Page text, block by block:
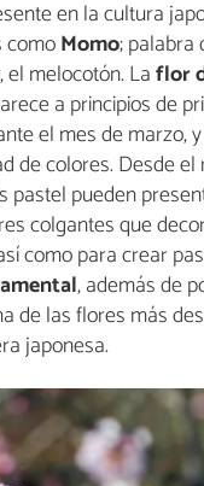
en la cultura
comoMomo; palabra
melocotón. Laflor
a principios de
el mes de marzo,
de colores. Desde el
pastel pueden
colgantes que
como para crear
, además de
de las flores más
japonesa.